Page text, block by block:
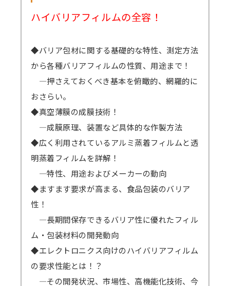
ハイバリアフィルムの全容！
◆バリア包材に関する基礎的な特性、測定方法
から各種バリアフィルムの性質、用途まで！
―押さえておくべき基本を俯瞰的、網羅的に
おさらい。
◆真空薄膜の成膜技術！
―成膜原理、装置など具体的な作製方法
◆広く利用されているアルミ蒸着フィルムと透
明蒸着フィルムを詳解！
―特性、用途およびメーカーの動向
◆ますます要求が高まる、食品包装のバリア
性！
―長期間保存できるバリア性に優れたフィル
ム・包装材料の開発動向
◆エレクトロニクス向けのハイバリアフィルム
の要求性能とは！？
―その開発状況、市場性、高機能化技術、今